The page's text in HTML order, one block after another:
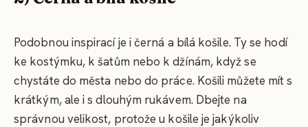
Podobnou inspirací je i černá a bílá košile. Ty se hodí
ke kostýmku, k šatům nebo k džínám, když se
chystáte do města nebo do práce. Košili můžete mít s
krátkým, ale i s dlouhým rukávem. Dbejte na
správnou velikost, protože u košile je jakýkoliv